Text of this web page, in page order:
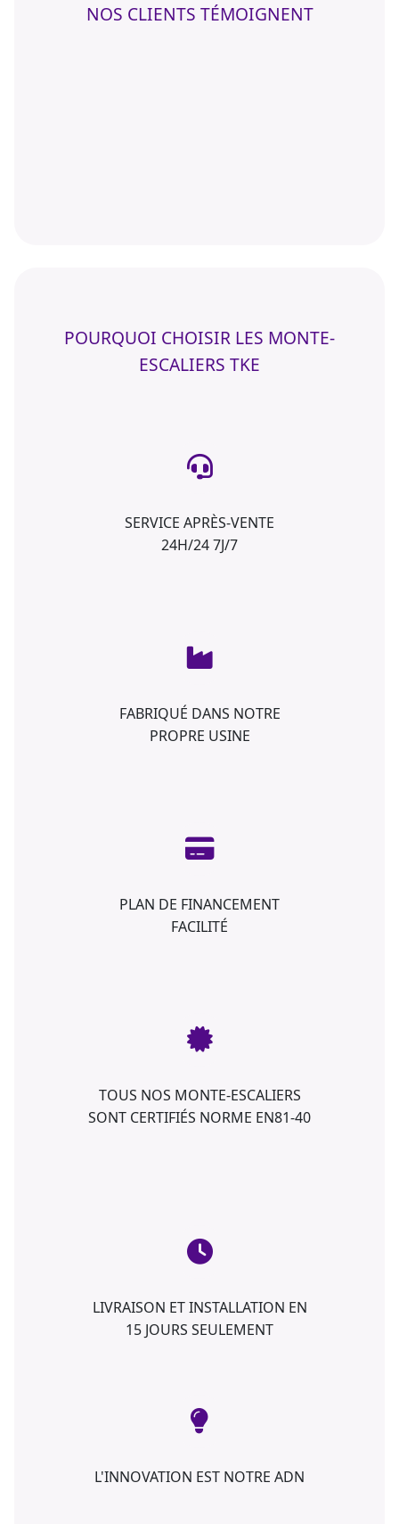
NOS CLIENTS TÉMOIGNENT
POURQUOI CHOISIR LES MONTE-
ESCALIERS TKE
SERVICE APRÈS-VENTE
24H/24 7J/7
FABRIQUÉ DANS NOTRE
PROPRE USINE
PLAN DE FINANCEMENT
FACILITÉ
TOUS NOS MONTE-ESCALIERS
SONT CERTIFIÉS NORME EN81-40
LIVRAISON ET INSTALLATION EN
15 JOURS SEULEMENT
L'INNOVATION EST NOTRE ADN